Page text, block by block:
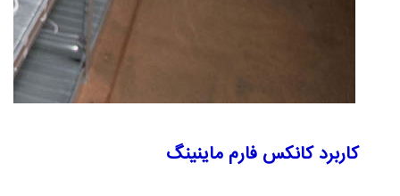
کاربرد کانکس فارم ماینینگ